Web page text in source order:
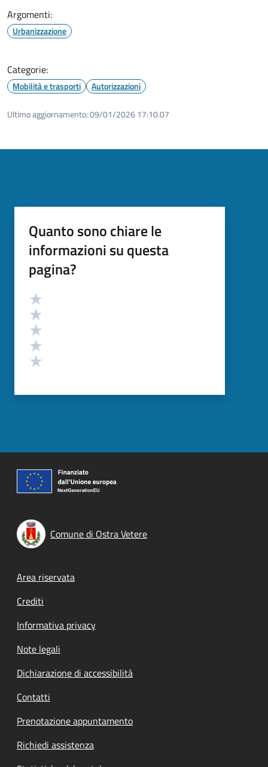
Argomenti:
Urbanizzazione
Categorie:
Mobilità e trasporti Autorizzazioni
Ultimo aggiornamento:09/01/2026 17:10.07
Quanto sono chiare le
informazioni su questa
pagina?
Valutazione
Comune di Ostra Vetere
Footer menu
Area riservata
Crediti
Informativa privacy
Note legali
Dichiarazione di accessibilità
Contatti
Prenotazione appuntamento
Richiedi assistenza